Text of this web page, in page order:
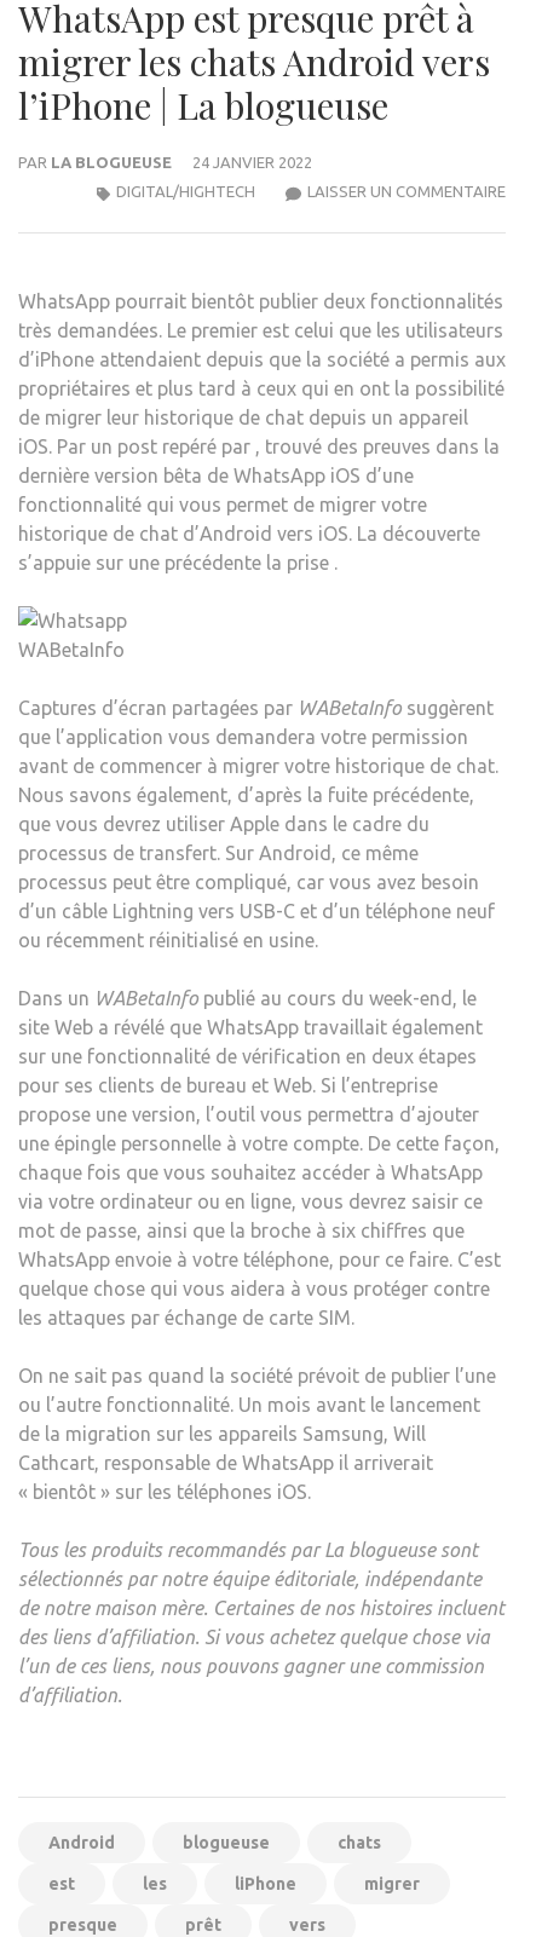
WhatsApp est presque prêt à
migrer les chats Android vers
l’iPhone | La blogueuse
PAR LA BLOGUEUSE
24 JANVIER 2022
LAISSER UN COMMENTAIRE
LES
DIGITAL/HIGHTECH
WhatsApp pourrait bientôt publier deux fonctionnalités
très demandées. Le premier est celui que les utilisateurs
d’iPhone attendaient depuis que la société a permis aux
propriétaires et plus tard à ceux qui en ont la possibilité
de migrer leur historique de chat depuis un appareil
iOS. Par un post repéré par , trouvé des preuves dans la
dernière version bêta de WhatsApp iOS d’une
fonctionnalité qui vous permet de migrer votre
historique de chat d’Android vers iOS. La découverte
s’appuie sur une précédente la prise .
WABetaInfo
Captures d’écran partagées par WABetaInfo suggèrent
que l’application vous demandera votre permission
avant de commencer à migrer votre historique de chat.
Nous savons également, d’après la fuite précédente,
que vous devrez utiliser Apple dans le cadre du
processus de transfert. Sur Android, ce même
processus peut être compliqué, car vous avez besoin
d’un câble Lightning vers USB-C et d’un téléphone neuf
ou récemment réinitialisé en usine.
Dans un WABetaInfo publié au cours du week-end, le
site Web a révélé que WhatsApp travaillait également
sur une fonctionnalité de vérification en deux étapes
pour ses clients de bureau et Web. Si l’entreprise
propose une version, l’outil vous permettra d’ajouter
une épingle personnelle à votre compte. De cette façon,
chaque fois que vous souhaitez accéder à WhatsApp
via votre ordinateur ou en ligne, vous devrez saisir ce
mot de passe, ainsi que la broche à six chiffres que
WhatsApp envoie à votre téléphone, pour ce faire. C’est
quelque chose qui vous aidera à vous protéger contre
les attaques par échange de carte SIM.
On ne sait pas quand la société prévoit de publier l’une
ou l’autre fonctionnalité. Un mois avant le lancement
de la migration sur les appareils Samsung, Will
Cathcart, responsable de WhatsApp il arriverait
« bientôt » sur les téléphones iOS.
Tous les produits recommandés par La blogueuse sont
sélectionnés par notre équipe éditoriale, indépendante
de notre maison mère. Certaines de nos histoires incluent
des liens d’affiliation. Si vous achetez quelque chose via
l’un de ces liens, nous pouvons gagner une commission
d’affiliation.
Android blogueuse chats
est les liPhone migrer
presque prêt vers